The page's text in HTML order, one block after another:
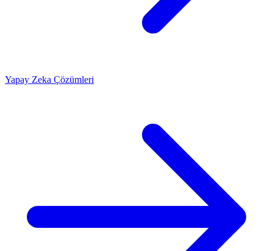
Yapay Zeka Çözümleri